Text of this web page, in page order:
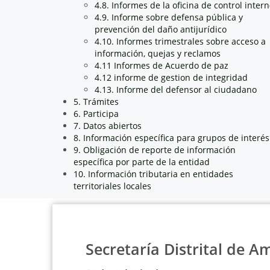
4.8. Informes de la oficina de control
4.9. Informe sobre defensa pública y
prevención del daño antijurídico
4.10. Informes trimestrales sobre acceso a
información, quejas y reclamos
4.11 Informes de Acuerdo de paz
4.12 informe de gestion de integridad
4.13. Informe del defensor al ciudadano
5. Trámites
6. Participa
7. Datos abiertos
8. Información específica para grupos de interés
9. Obligación de reporte de información
específica por parte de la entidad
10. Información tributaria en entidades
territoriales locales
Secretaría Distrital de